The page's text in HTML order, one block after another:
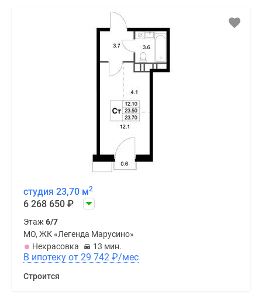
студия 23,70 м2
6 268 650 ₽
Этаж6/7
МО, ЖК «Легенда Марусино»
Некрасовка
13 мин.
В ипотеку от 29 742 ₽/мес
Строится